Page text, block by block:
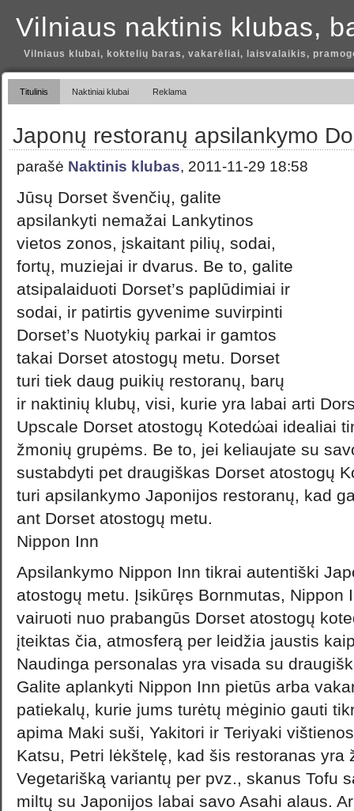
Vilniaus naktinis klubas,
Vilniaus klubai, koktelių baras, vakarėliai, laisvalaikis,
Titulinis Naktiniai klubai Reklama
Japonų restoranų apsilankymo
parašė Naktinis klubas, 2011-11-29 18:58
Jūsų Dorset švenčių, galite
apsilankyti nemažai Lankytinos
vietos zonos, įskaitant pilių, sodai,
fortų, muziejai ir dvarus. Be to, galite
atsipalaiduoti Dorset’s paplūdimiai ir
sodai, ir patirtis gyvenime suvirpinti
Dorset’s Nuotykių parkai ir gamtos
takai Dorset atostogų metu. Dorset
turi tiek daug puikių restoranų, barų
ir naktinių klubų, visi, kurie yra labai arti
Upscale Dorset atostogų Kotedώai idealiai
žmonių grupėms. Be to, jei keliaujate su
sustabdyti pet draugiškas Dorset atostogų
turi apsilankymo Japonijos restoranų, kad
ant Dorset atostogų metu.
Nippon Inn
Apsilankymo Nippon Inn tikrai autentiški
atostogų metu. Įsikūręs Bornmutas, Nippon
vairuoti nuo prabangūs Dorset atostogų
įteiktas čia, atmosferą per leidžia jaustis
Naudinga personalas yra visada su
Galite aplankyti Nippon Inn pietūs arba
patiekalų, kurie jums turėtų mėginio gauti
apima Maki suši, Yakitori ir Teriyaki
Katsu, Petri lėkštelę, kad šis restoranas yra
Vegetarišką variantų per pvz., skanus Tofu
miltų su Japonijos labai savo Asahi alaus.